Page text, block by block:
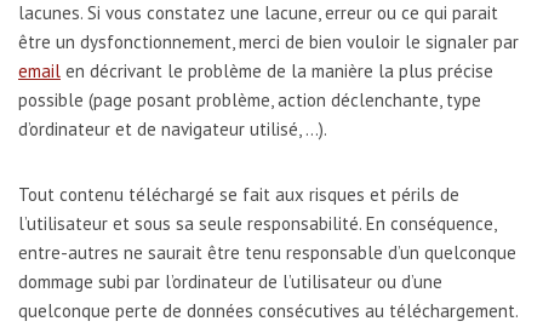
lacunes. Si vous constatez une lacune, erreur ou ce qui parait
être un dysfonctionnement, merci de bien vouloir le signaler par
email en décrivant le problème de la manière la plus précise
possible (page posant problème, action déclenchante, type
d’ordinateur et de navigateur utilisé, …).
Tout contenu téléchargé se fait aux risques et périls de
l’utilisateur et sous sa seule responsabilité. En conséquence,
entre-autres ne saurait être tenu responsable d’un quelconque
dommage subi par l’ordinateur de l’utilisateur ou d’une
quelconque perte de données consécutives au téléchargement.